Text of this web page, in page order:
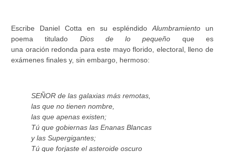
Escribe Daniel Cotta en su espléndidoAlumbramiento un
poema titulado Dios de lo pequeño que es
una oración redonda para este mayo florido, electoral, lleno de
exámenes finales y, sin embargo, hermoso:
SEÑOR de las galaxias más remotas,
las que no tienen nombre,
las que apenas existen;
Tú que gobiernas las Enanas Blancas
y las Supergigantes;
Tú que forjaste el asteroide oscuro